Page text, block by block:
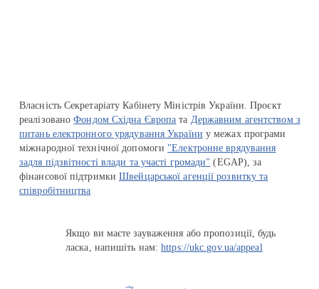
Власність Секретаріату Кабінету Міністрів України. Проєкт
реалізованоФондом Східна Європа та Державним агентством з
питань електронного урядування України у межах програми
міжнародної технічної допомоги "Електронне врядування
задля підзвітності влади та участі громади" (EGAP), за
фінансової підтримкиШвейцарської агенції розвитку та
співробітництва
Якщо ви маєте зауваження або пропозиції, будь
ласка, напишіть нам:https://ukc.gov.ua/appeal